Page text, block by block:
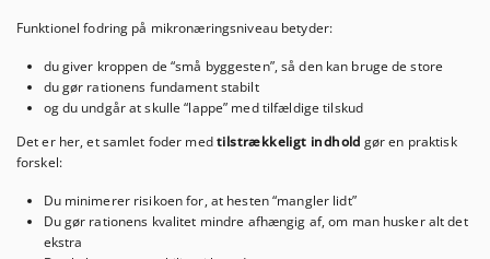
Funktionel fodring på mikronæringsniveau betyder:
du giver kroppen de “små byggesten”, så den kan bruge de store
du gør rationens fundament stabilt
og du undgår at skulle “lappe” med tilfældige tilskud
Det er her, et samlet foder medtilstrækkeligt indhold gør en praktisk
forskel:
Du minimerer risikoen for, at hesten “mangler lidt”
Du gør rationens kvalitet mindre afhængig af, om man husker alt det
ekstra